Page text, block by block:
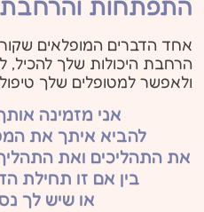
התפתחות והרחבת
אחד הדברים המופלאים
הרחבת היכולות שלך להכיל,
ולאפשר למטופלים שלך
אני מזמינה
להביא איתך את
את התהליכים ואת
בין אם זו תחילת
או שיש לך